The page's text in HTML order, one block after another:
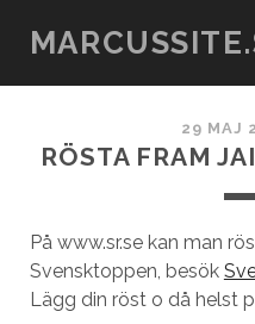
29 MAJ
RÖSTA FRAM
På www.sr.se kan man
Svensktoppen, besök
Lägg din röst o då helst